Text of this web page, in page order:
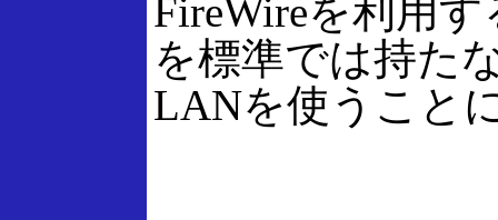
FireWireを利用
を標準では持た
LANを使うこと